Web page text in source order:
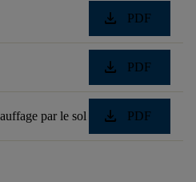
download PDF
download PDF
par le sol download PDF